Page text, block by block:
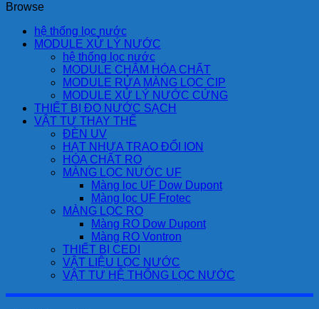
Browse
hệ thống lọc nước
MODULE XỬ LÝ NƯỚC
hệ thống lọc nước
MODULE CHÂM HÓA CHẤT
MODULE RỬA MÀNG LỌC CIP
MODULE XỬ LÝ NƯỚC CỨNG
THIẾT BỊ ĐO NƯỚC SẠCH
VẬT TƯ THAY THẾ
ĐÈN UV
HẠT NHỰA TRAO ĐỔI ION
HÓA CHẤT RO
MÀNG LỌC NƯỚC UF
Màng lọc UF Dow Dupont
Màng lọc UF Frotec
MÀNG LỌC RO
Màng RO Dow Dupont
Màng RO Vontron
THIẾT BỊ CEDI
VẬT LIỆU LỌC NƯỚC
VẬT TƯ HỆ THỐNG LỌC NƯỚC